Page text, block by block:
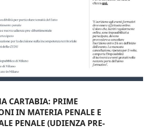
CARTABIA: PRIME
IN MATERIA PENALE E
PENALE (UDIENZA PRE-